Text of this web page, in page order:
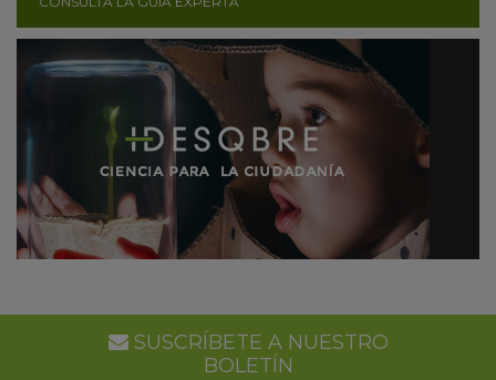
SUSCRÍBETE A NUESTRO
BOLETÍN